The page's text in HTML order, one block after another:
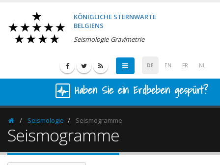
KÖNIGLICHE STERNWARTE
BELGIENS
Seismologie-Gravimetrie
DE EN FR NL
Haben Sie ein Erdbeben gespürt?
HomepageSeismologie Seismogramme
Seismogramme